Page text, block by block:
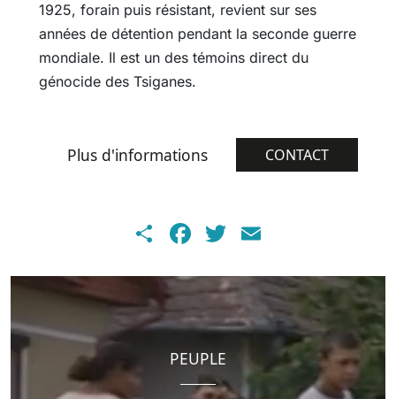
1925, forain puis résistant, revient sur ses
années de détention pendant la seconde guerre
mondiale. Il est un des témoins direct du
génocide des Tsiganes.
Plus d'informations CONTACT
ShareFacebook
Twitter
PEUPLE